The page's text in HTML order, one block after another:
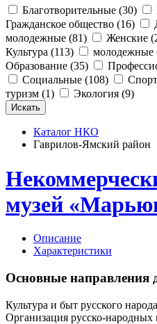
Благотворительные (30)
Гражданское общество (16)
молодежные (81)
Женские
Культура (113)
молодежные
Образование (35)
Социальные (108)
туризм (1)
Экология (9)
Каталог НКО
Гаврилов-Ямский район
музей
Описание
Характеристики
Основные направления
Культура и быт русского
Организация русско-народных